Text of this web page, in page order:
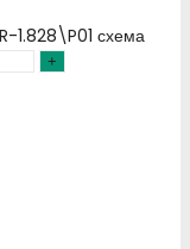
1.828\P01 схема